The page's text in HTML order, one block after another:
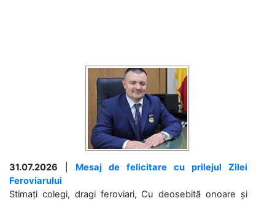
31.07.2026
Mesaj de felicitare cu prilejul Zilei
Feroviarului
Stimați colegi, dragi feroviari, Cu deosebită onoare și